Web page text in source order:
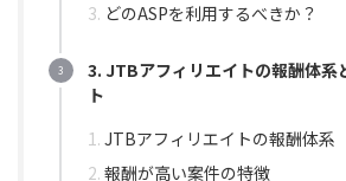
どのASPを利用するべきか？
3. JTBアフィリエイトの報酬体系
ト
JTBアフィリエイトの報酬体系
報酬が高い案件の特徴